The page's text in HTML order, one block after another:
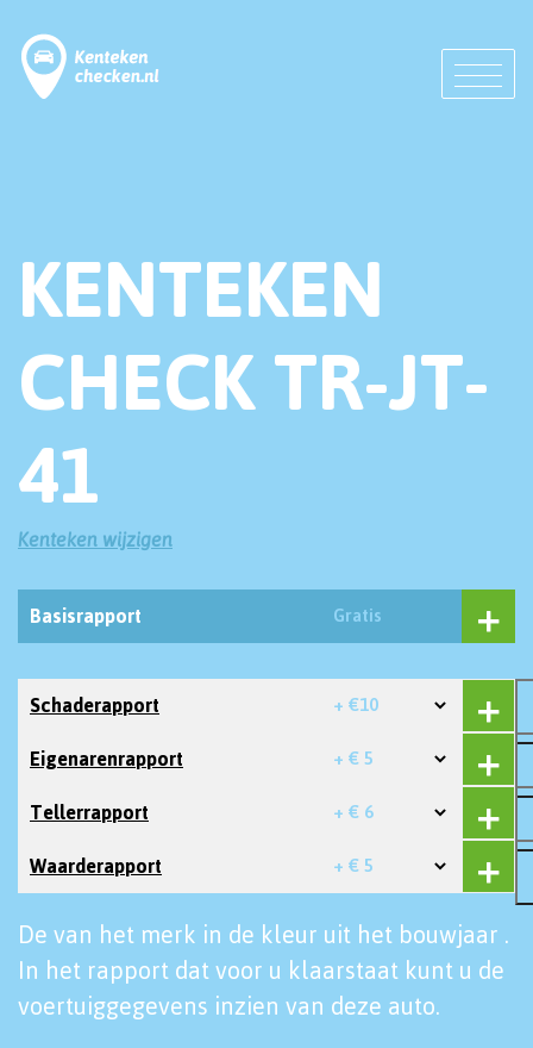
KENTEKEN
CHECK TR-JT-
41
Kenteken wijzigen
Basisrapport Gratis
Schaderapport + €10
Eigenarenrapport + € 5
Tellerrapport + € 6
Waarderapport + € 5
De van het merk in de kleur uit het bouwjaar .
In het rapport dat voor u klaarstaat kunt u de
voertuiggegevens inzien van deze auto.